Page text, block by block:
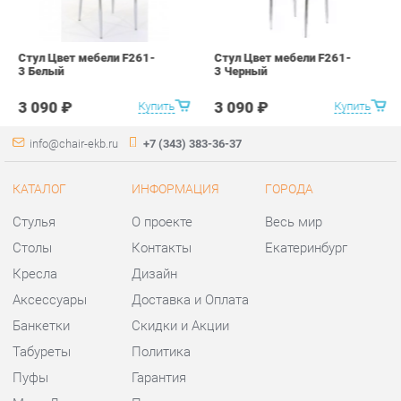
info@chair-ekb.ru
КАТАЛОГ
Столы
Кресла
Аксессуары
Банкетки
Пуфы
Комплектующие
ИНФОРМАЦИЯ
Контакты
Дизайн
Доставка и Оплата
Скидки и Акции
Гарантия
ГОРОДА
Екатеринбург
КОНТАКТЫ
Шоурум и склад самовывоза
Адрес: г. Екатеринбург,